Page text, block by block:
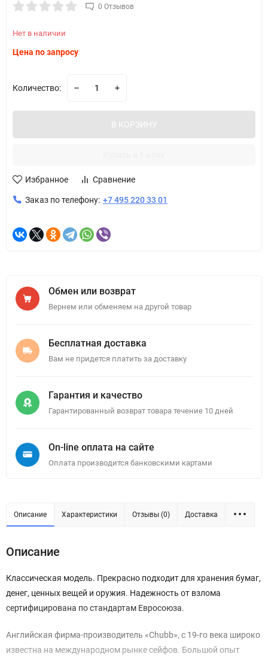
0 Отзывов
Нет в наличии
Цена по запросу
Количество:
В КОРЗИНУ
Избранное Сравнение
Заказ по телефону: +7 495 220 33 01
Обмен или возврат
Вернем или обменяем на другой товар
Бесплатная доставка
Вам не придется платить за доставку
Гарантия и качество
Гарантированный возврат товара течение 10 дней
On-line оплата на сайте
Оплата производится банковскими картами
Описание Характеристики Отзывы (0) Доставка
Описание
Классическая модель. Прекрасно подходит для хранения бумаг,
денег, ценных вещей и оружия. Надежность от взлома
сертифицирована по стандартам Евросоюза.
Английская фирма-производитель «Chubb», с 19-го века широко
известна на международном рынке сейфов. Большой опыт